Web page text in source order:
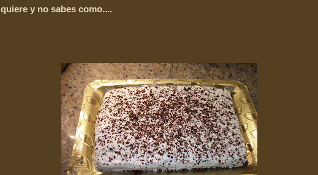
quiere y no sabes como....